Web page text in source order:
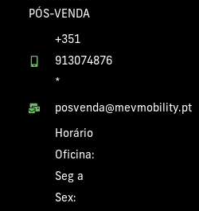
PÓS-VENDA
+351
913074876
*
posvenda@mevmobility.pt
Horário
Oficina:
Seg a
Sex: